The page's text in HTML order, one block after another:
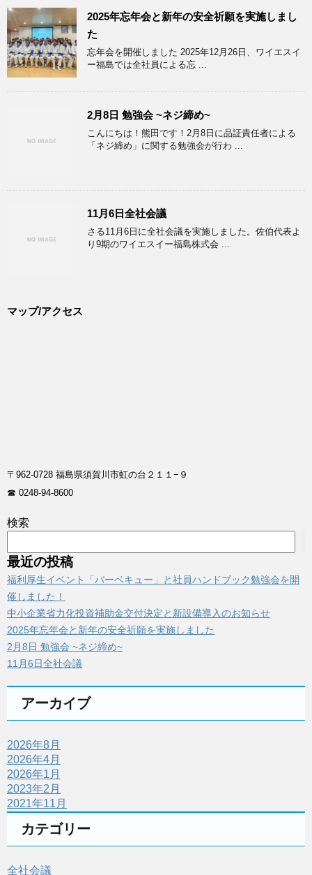
2025年忘年会と新年の安全祈願を実施しまし
た
忘年会を開催しました 2025年12月26日、ワイエスイ
ー福島では全社員による忘 ...
2月8日 勉強会 ~ネジ締め~
こんにちは！熊田です！2月8日に品証責任者による
「ネジ締め」に関する勉強会が行わ ...
11月6日全社会議
さる11月6日に全社会議を実施しました。佐伯代表よ
り9期のワイエスイー福島株式会 ...
マップ/アクセス
〒962-0728 福島県須賀川市虹の台２１１−９
☎ 0248-94-8600
検索
最近の投稿
福利厚生イベント「バーベキュー」と社員ハンドブック勉強会を開
催しました！
中小企業省力化投資補助金交付決定と新設備導入のお知らせ
2025年忘年会と新年の安全祈願を実施しました
2月8日 勉強会 ~ネジ締め~
11月6日全社会議
アーカイブ
2026年8月
2026年4月
2026年1月
2023年2月
2021年11月
カテゴリー
全社会議